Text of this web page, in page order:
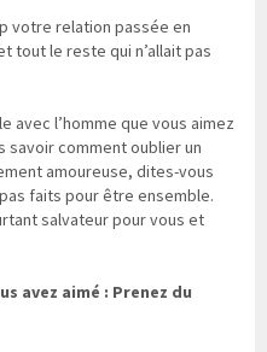
votre relation passée en
tout le reste qui n’allait pas
avec l’homme que vous aimez
comment oublier un
amoureuse, dites-vous
faits pour être ensemble.
salvateur pour vous et
avez aimé : Prenez du